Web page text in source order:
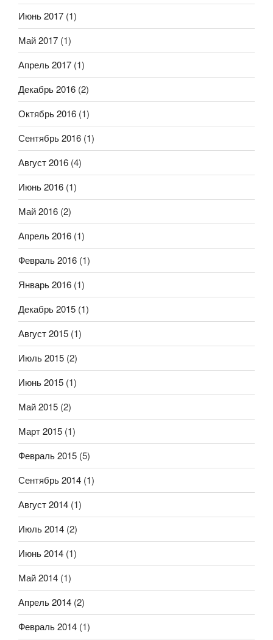
Июнь 2017 (1)
Май 2017 (1)
Апрель 2017 (1)
Декабрь 2016 (2)
Октябрь 2016 (1)
Сентябрь 2016 (1)
Август 2016 (4)
Июнь 2016 (1)
Май 2016 (2)
Апрель 2016 (1)
Февраль 2016 (1)
Январь 2016 (1)
Декабрь 2015 (1)
Август 2015 (1)
Июль 2015 (2)
Июнь 2015 (1)
Май 2015 (2)
Март 2015 (1)
Февраль 2015 (5)
Сентябрь 2014 (1)
Август 2014 (1)
Июль 2014 (2)
Июнь 2014 (1)
Май 2014 (1)
Апрель 2014 (2)
Февраль 2014 (1)